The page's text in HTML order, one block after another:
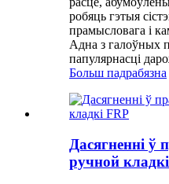
робяць гэтыя
прамысловага і
Адна з галоўных
папулярнасці
Больш падрабязна
Дасягненні ў
ручной